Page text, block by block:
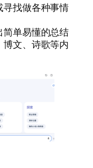
找做各种事情
单易懂的总结
文、诗歌等内